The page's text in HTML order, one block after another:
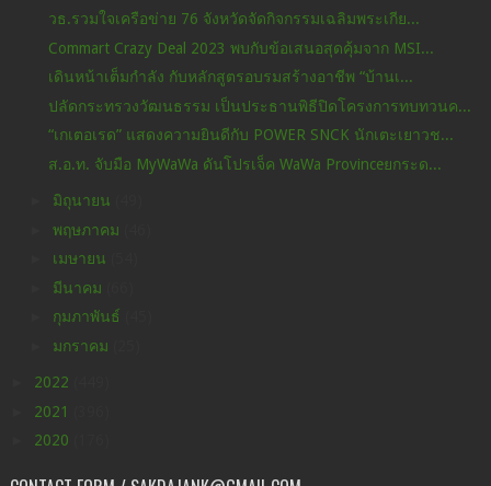
วธ.รวมใจเครือข่าย 76 จังหวัดจัดกิจกรรมเฉลิมพระเกีย...
Commart Crazy Deal 2023 พบกับข้อเสนอสุดคุ้มจาก MSI...
เดินหน้าเต็มกำลัง กับหลักสูตรอบรมสร้างอาชีพ “บ้านเ...
ปลัดกระทรวงวัฒนธรรม เป็นประธานพิธีปิดโครงการทบทวนค...
“เกเตอเรด” แสดงความยินดีกับ POWER SNCK นักเตะเยาวช...
ส.อ.ท. จับมือ MyWaWa ดันโปรเจ็ค WaWa Provinceยกระด...
มิถุนายน
พฤษภาคม
เมษายน
มีนาคม
กุมภาพันธ์
มกราคม
2022
2021
2020